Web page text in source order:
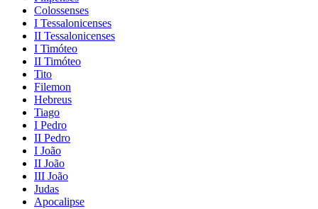
Colossenses
I Tessalonicenses
II Tessalonicenses
I Timóteo
II Timóteo
Tito
Filemon
Hebreus
Tiago
I Pedro
II Pedro
I João
II João
III João
Judas
Apocalipse